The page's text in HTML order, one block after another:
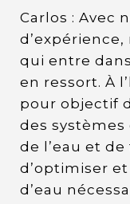
Carlos : Avec
qui entre
en ressort. À
pour objectif
des systèmes
de l’eau et
d’optimiser
d’eau